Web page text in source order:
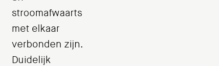
stroomafwaarts
met elkaar
verbonden zijn.
Duidelijk